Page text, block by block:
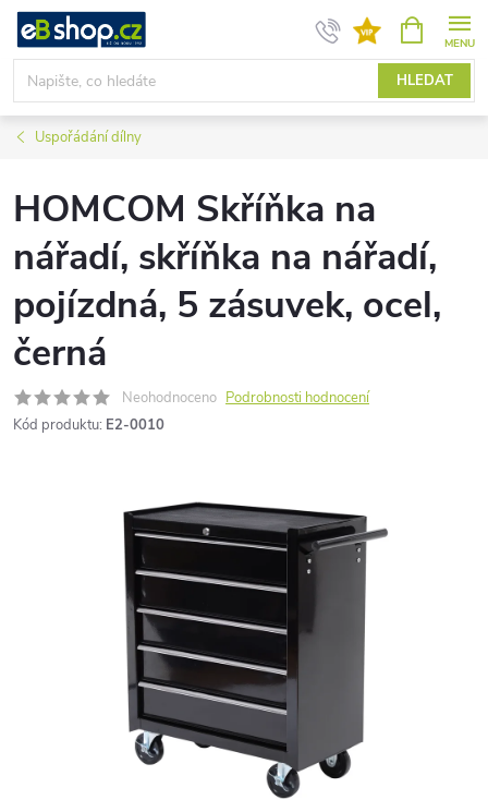
Přejít
obsah
HLEDAT
NÁKUPNÍ
KOŠÍK
Uspořádání dílny
HOMCOM Skříňka na
nářadí, skříňka na nářadí,
pojízdná, 5 zásuvek, ocel,
černá
Neohodnoceno Podrobnosti hodnocení
Kód produktu: E2-0010